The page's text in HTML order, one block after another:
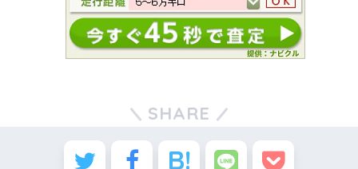
SHARE